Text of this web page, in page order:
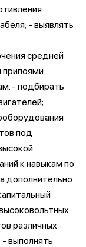
- выявлять
средней
- подбирать
под
к навыкам по
дополнительно
различных
выполнять